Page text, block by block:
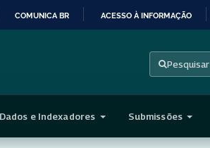
CONTEÚDO
COMUNICA BR ACESSO À INFORMAÇÃO
Pesquisar
e Indexadores Submissões